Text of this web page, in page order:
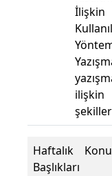
Haftalık Konu
Başlıkları